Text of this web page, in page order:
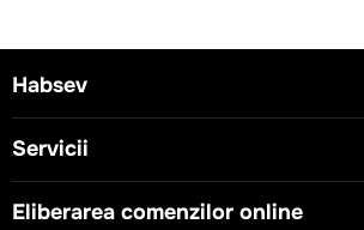
Habsev
Servicii
Eliberarea comenzilor online